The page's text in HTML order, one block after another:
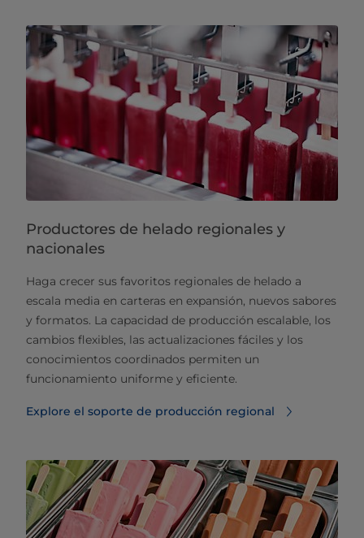
Productores de helado regionales y
nacionales
Haga crecer sus favoritos regionales de helado a
escala media en carteras en expansión, nuevos sabores
y formatos. La capacidad de producción escalable, los
cambios flexibles, las actualizaciones fáciles y los
conocimientos coordinados permiten un
funcionamiento uniforme y eficiente.
Explore el soporte de producción regional